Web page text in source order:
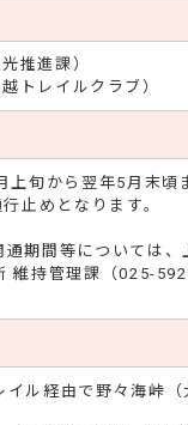
推進課）
トレイルクラブ）
上旬から翌年5月末頃
止めとなります。
通期間等については
維持管理課（025-
イル経由で野々海峠